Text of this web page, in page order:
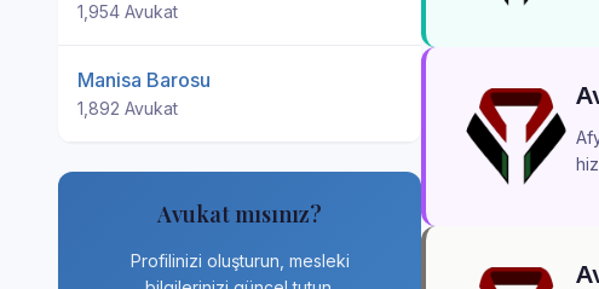
1,954 Avukat
Manisa Barosu
1,892 Avukat
Avukat mısınız?
Profilinizi oluşturun, mesleki